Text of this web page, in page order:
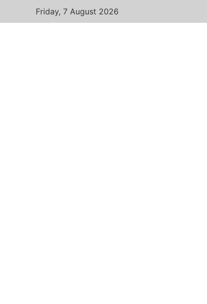
Friday, 7 August 2026